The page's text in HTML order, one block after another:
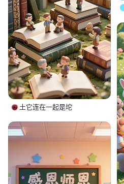
土它连在一起是坨